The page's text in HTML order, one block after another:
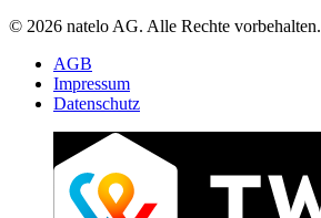
© 2026 natelo AG. Alle Rechte vorbehalten.
AGB
Impressum
Datenschutz